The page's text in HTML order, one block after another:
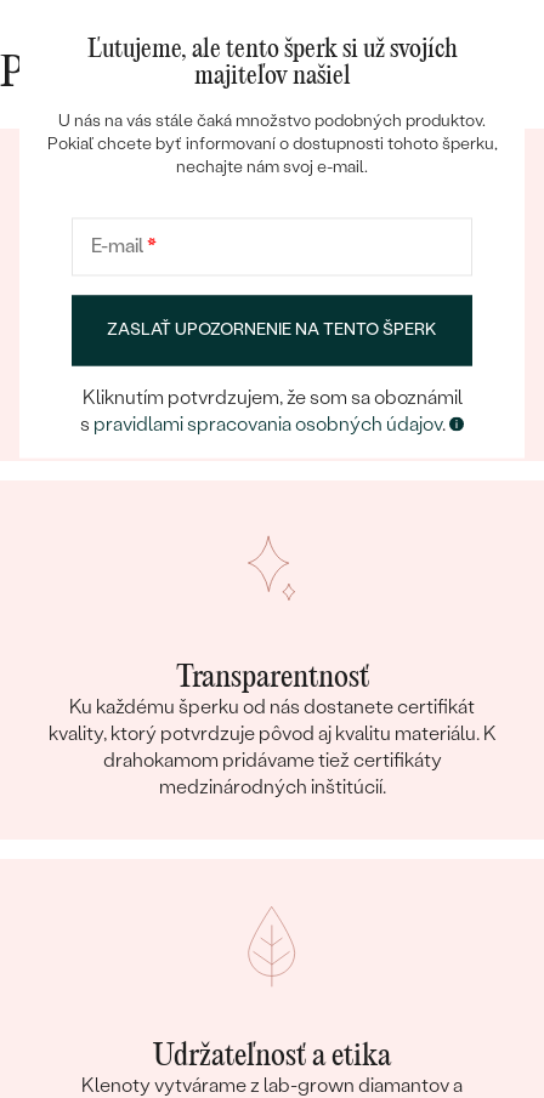
Prečo nakupovať v Eppi
Eppický zážitok
výber šperku bol eppickým zážitkom.
Transparentnosť
Ku každému šperku od nás dostanete certifikát
kvality, ktorý potvrdzuje pôvod aj kvalitu materiálu. K
drahokamom pridávame tiež certifikáty
medzinárodných inštitúcií.
Udržateľnosť a etika
Klenoty vytvárame z lab-grown diamantov a
Ľutujeme, ale tento šperk si už svojích
majiteľov našiel
U nás na vás stále čaká množstvo podobných produktov.
Pokiaľ chcete byť informovaní o dostupnosti tohoto šperku,
nechajte nám svoj e-mail.
E-mail*
ZASLAŤ UPOZORNENIE NA TENTO ŠPERK
Kliknutím potvrdzujem, že som sa oboznámil
s pravidlami spracovania osobných údajov.